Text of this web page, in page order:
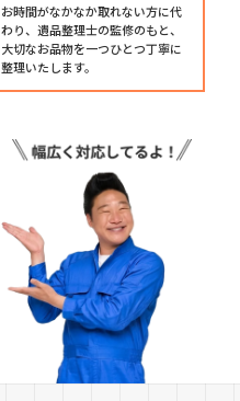
お時間がなかなか取れない方に代
わり、遺品整理士の監修のもと、
大切なお品物を一つひとつ丁寧に
整理いたします。